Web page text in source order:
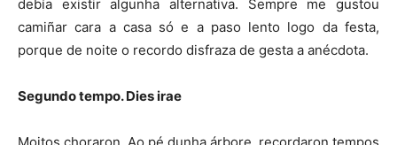
debía existir algunha alternativa. Sempre me gustou
camiñar cara a casa só e a paso lento logo da festa,
porque de noite o recordo disfraza de gesta a anécdota.
Segundo tempo. Dies irae
Moitos choraron. Ao pé dunha árbore, recordaron tempos